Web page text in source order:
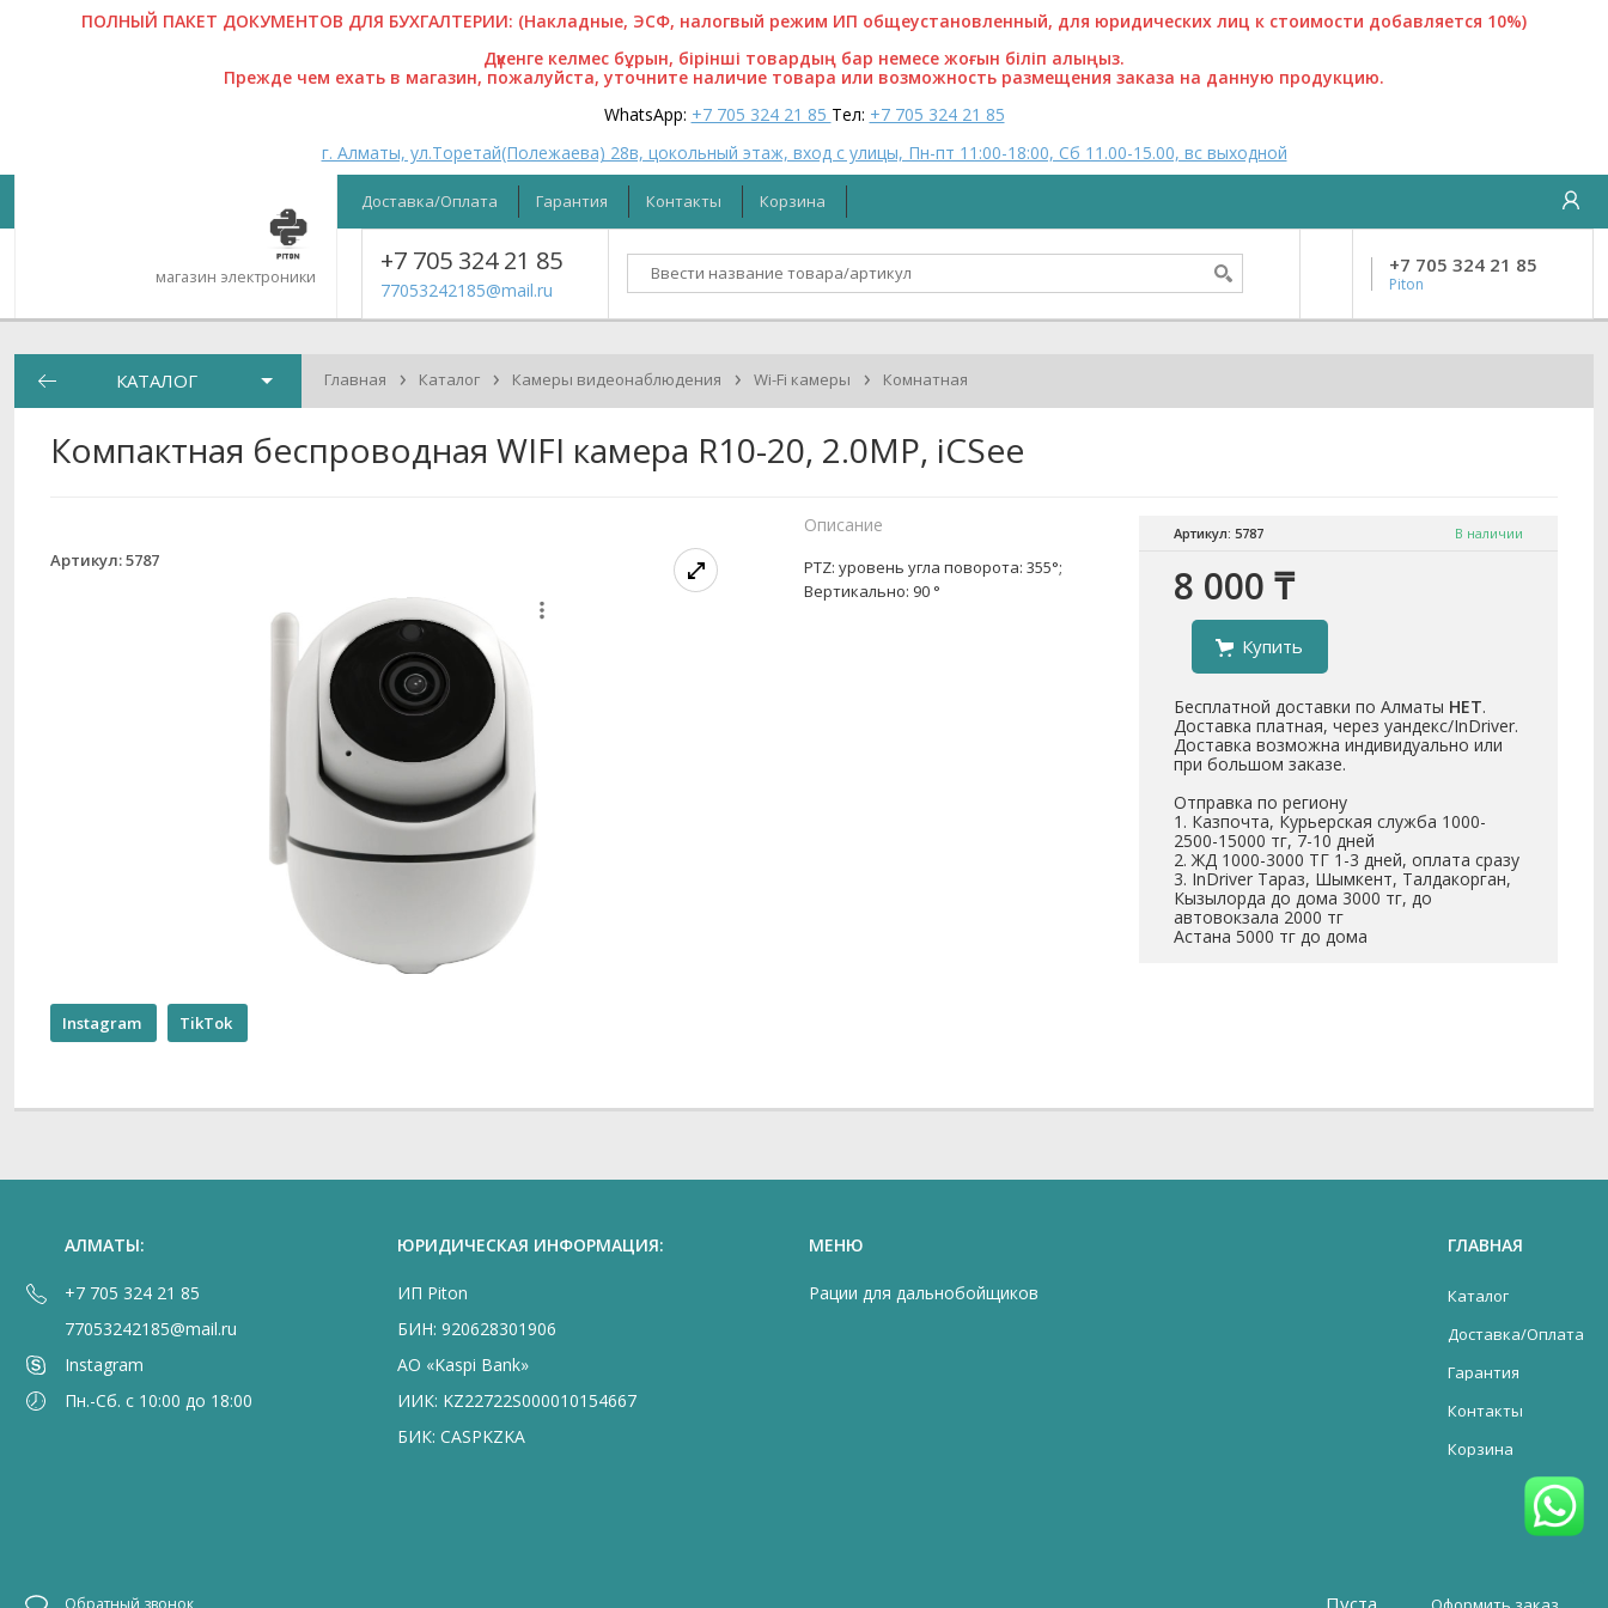
ПОЛНЫЙ ПАКЕТ ДОКУМЕНТОВ ДЛЯ БУХГАЛТЕРИИ: (Накладные, ЭСФ, налогвый режим ИП общеустановленный, для юридических лиц к стоимости добавляется 10%)
Дүкенге келмес бұрын, бірінші товардың бар немесе жоғын біліп алыңыз.
Прежде чем ехать в магазин, пожалуйста, уточните наличие товара или возможность размещения заказа на данную продукцию.
WhatsApp: +7 705 324 21 85 Тел: +7 705 324 21 85
г. Алматы, ул.Торетай(Полежаева) 28в, цокольный этаж, вход с улицы, Пн-пт 11:00-18:00, Сб 11.00-15.00, вс выходной
магазин электроники
Доставка/Оплата Гарантия Контакты Корзина
+7 705 324 21 85
77053242185@mail.ru
+7 705 324 21 85
Piton
КАТАЛОГ Главная › Каталог › Камеры видеонаблюдения › Wi-Fi камеры › Комнатная
Компактная беспроводная WIFI камера R10-20, 2.0MP, iCSee
Артикул: 5787
Instagram TikTok
Артикул: 5787 В наличии
8 000 ₸
Купить
Бесплатной доставки по Алматы НЕТ.
Доставка платная, через уандекс/InDriver.
Доставка возможна индивидуально или
при большом заказе.
Отправка по региону
1. Казпочта, Курьерская служба 1000-
2500-15000 тг, 7-10 дней
2. ЖД 1000-3000 ТГ 1-3 дней, оплата сразу
3. InDriver Тараз, Шымкент, Талдакорган,
Кызылорда до дома 3000 тг, до
автовокзала 2000 тг
Астана 5000 тг до дома
Описание
PTZ: уровень угла поворота: 355°;
Вертикально: 90 °
АЛМАТЫ:
+7 705 324 21 85
77053242185@mail.ru
Instagram
Пн.-Сб. с 10:00 до 18:00
ЮРИДИЧЕСКАЯ ИНФОРМАЦИЯ:
ИП Piton
БИН: 920628301906
АО «Kaspi Bank»
ИИК: KZ22722S000010154667
БИК: CASPKZKA
МЕНЮ
Рации для дальнобойщиков
ГЛАВНАЯ
Каталог
Доставка/Оплата
Гарантия
Контакты
Корзина
Обратный звонок Пуста